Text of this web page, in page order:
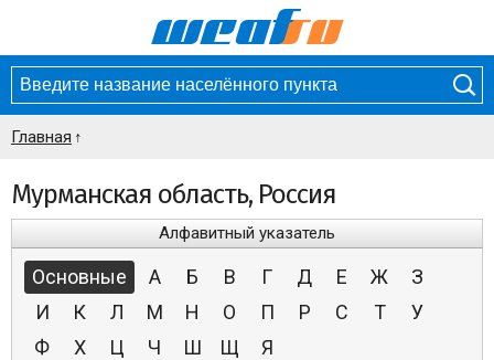
Главная
Мурманская область, Россия
Алфавитный указатель
Основные А Б В Г Д Е Ж
З
И
К Л М Н О П Р С Т
У
Ф
Х Ц Ч Ш Щ Я